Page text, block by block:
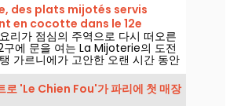
des plats mijotés servis
en cocotte dans le 12e
라 미조뜨리에, 12구역에서 바
아 제공되는 천천히 조리한 요리들
리가 점심의 주역으로 다시 떠오른
구에 문을 여는 La Mijoterie의 도전
가르니에가 고안한 오랜 시간 동안
선보이고, 그 요리를 코코트에 담아
.로 'Le Chien Fou'가 파리에 첫 매장